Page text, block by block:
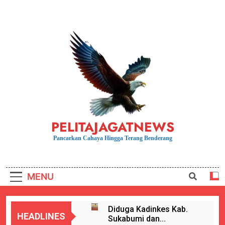
PELITAJAGATNEWS
Pancarkan Cahaya Hingga Terang Benderang
MENU
HEADLINES
Diduga Kadinkes Kab.
Sukabumi dan